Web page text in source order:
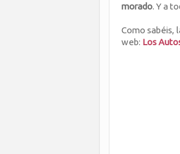
morado. Y a
Como sabéis,
web: Los